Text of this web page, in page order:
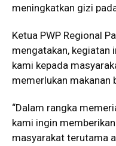
meningkatkan gizi
Ketua PWP Regional
mengatakan, kegiatan
kami kepada
memerlukan makanan
“Dalam rangka
kami ingin
masyarakat terutama